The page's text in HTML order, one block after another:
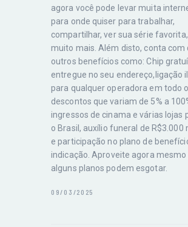
agora você pode levar muita
para onde quiser para trabalhar,
compartilhar, ver sua série
muito mais. Além disto, conta com
outros benefícios como: Chip
entregue no seu endereço,ligação
para qualquer operadora em todo
descontos que variam de 5% a
ingressos de cinama e várias lojas
o Brasil, auxílio funeral de R$3.000
e participação no plano de
indicação. Aproveite agora mesmo
alguns planos podem esgotar.
09/03/2025